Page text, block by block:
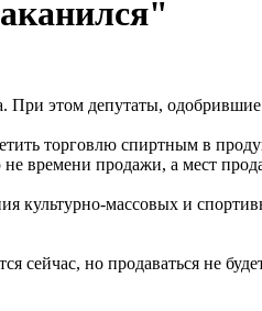
При этом депутаты,
торговлю спиртным в
времени продажи, а мест
культурно-массовых и
сейчас, но продаваться не